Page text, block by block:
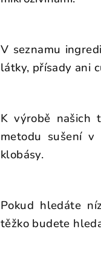
V seznamu
látky, přísady ani
K výrobě našich
metodu sušení
klobásy.
Pokud hledáte
těžko budete